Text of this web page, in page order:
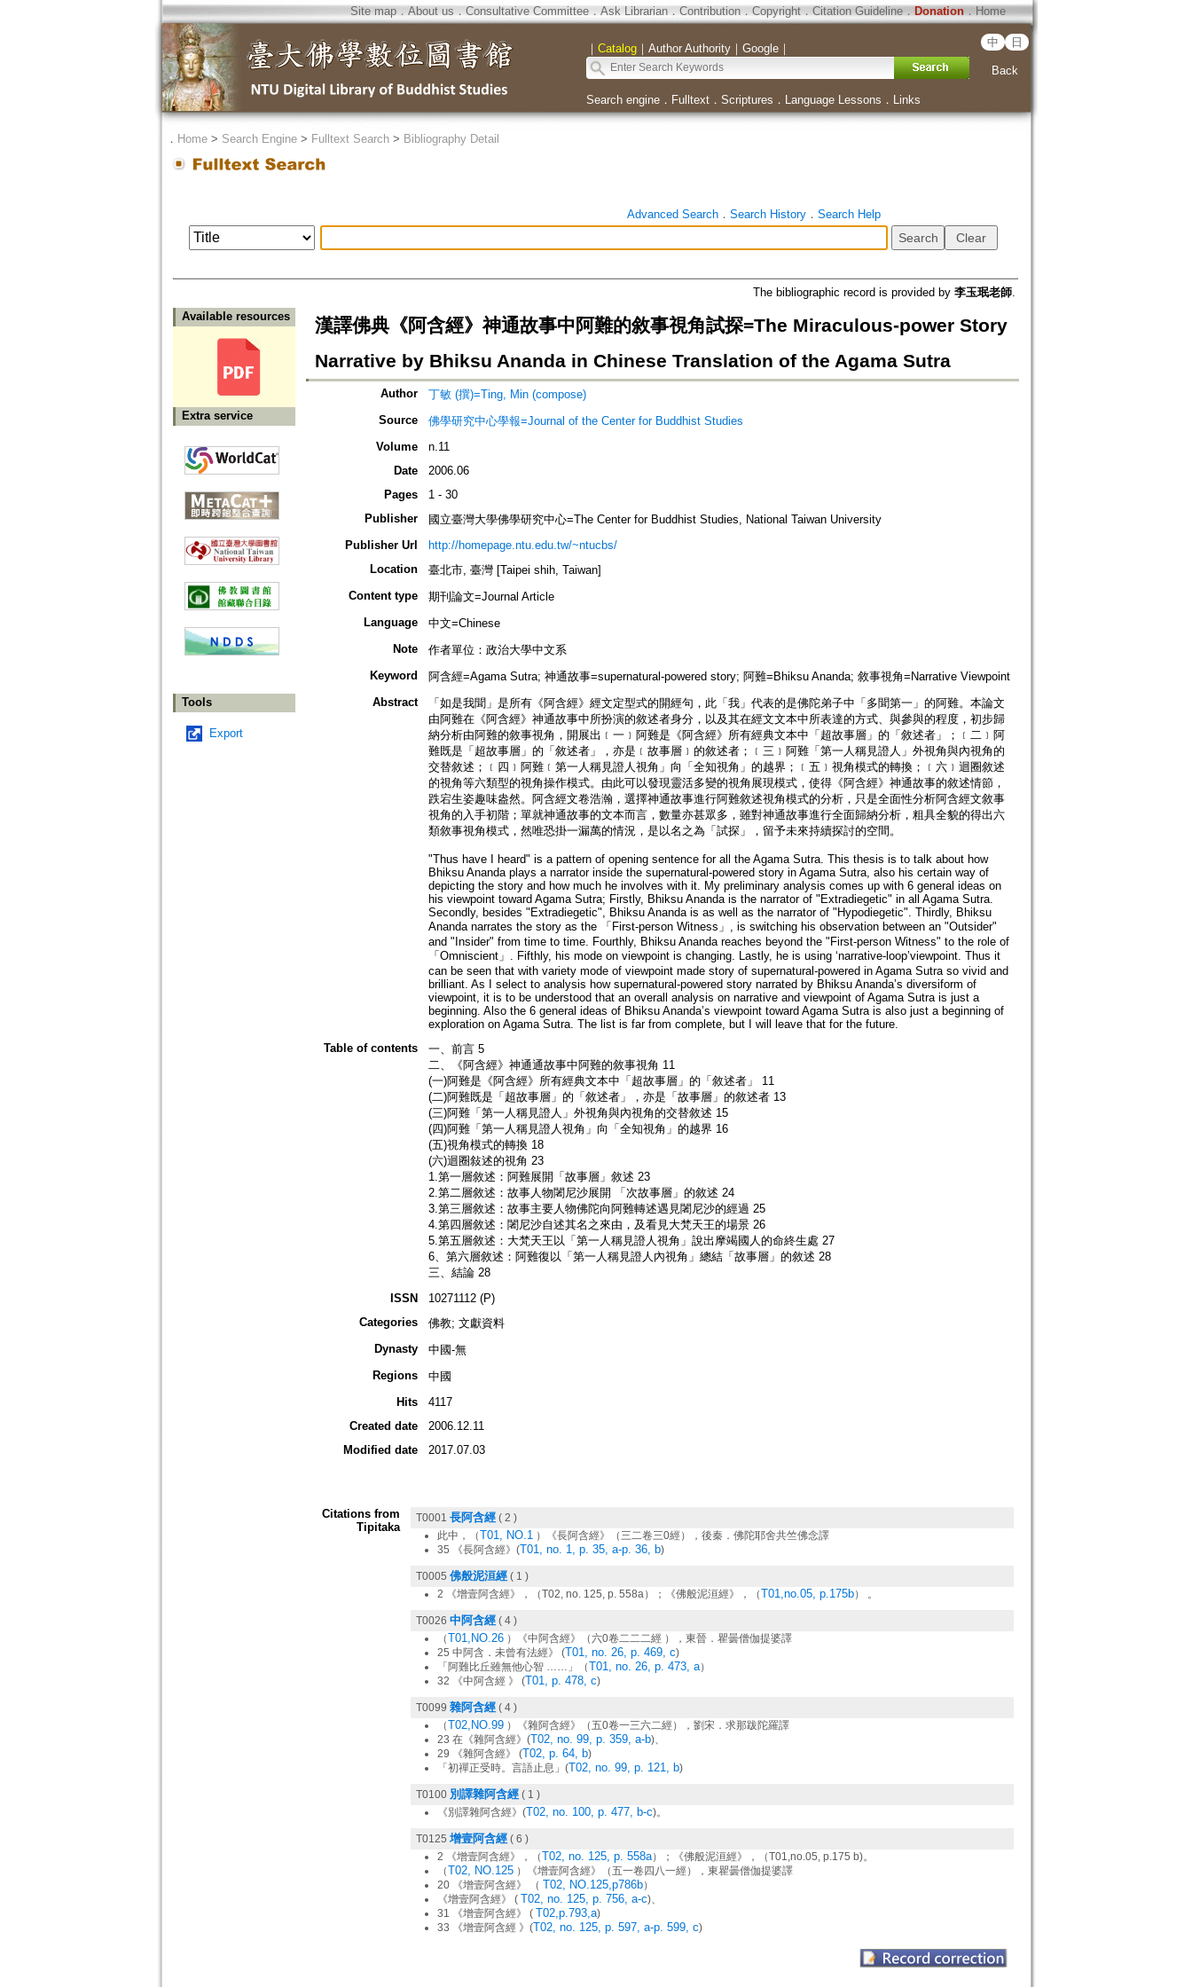
Site map．About us ． Consultative Committee． Ask Librarian． Contribution．Copyright．Citation Guideline． Donation．Home
｜ Catalog｜ Author Authority｜ Google｜ 中 日
Back
Search engine． Fulltext． Scriptures ． Language Lessons ． Links
． Home> Search Engine> Fulltext Search> Bibliography Detail
Advanced Search． Search History． Search Help
The bibliographic record is provided by 李玉珉老師.
Available resources
Extra service
Tools
Export
漢譯佛典《阿含經》神通故事中阿難的敘事視角試探=The Miraculous-power Story
Narrative by Bhiksu Ananda in Chinese Translation of the Agama Sutra
Author
丁敏 (撰)=Ting, Min (compose)
Source
佛學研究中心學報=Journal of the Center for Buddhist Studies
Volume
n.11
Date
2006.06
Pages
1 - 30
Publisher
國立臺灣大學佛學研究中心=The Center for Buddhist Studies, National Taiwan University
Publisher Url
http://homepage.ntu.edu.tw/~ntucbs/
Location
臺北市, 臺灣 [Taipei shih, Taiwan]
Content type
期刊論文=Journal Article
Language
中文=Chinese
Note
作者單位：政治大學中文系
Keyword
阿含經=Agama Sutra; 神通故事=supernatural-powered story; 阿難=Bhiksu Ananda; 敘事視角=Narrative Viewpoint
Abstract
「如是我聞」是所有《阿含經》經文定型式的開經句，此「我」代表的是佛陀弟子中「多聞第一」的阿難。本論文
由阿難在《阿含經》神通故事中所扮演的敘述者身分，以及其在經文文本中所表達的方式、與參與的程度，初步歸
納分析由阿難的敘事視角，開展出﹝一﹞阿難是《阿含經》所有經典文本中「超故事層」的「敘述者」；﹝二﹞阿
難既是「超故事層」的「敘述者」，亦是﹝故事層﹞的敘述者；﹝三﹞阿難「第一人稱見證人」外視角與內視角的
交替敘述；﹝四﹞阿難﹝第一人稱見證人視角」向「全知視角」的越界；﹝五﹞視角模式的轉換；﹝六﹞迴圈敘述
的視角等六類型的視角操作模式。由此可以發現靈活多變的視角展現模式，使得《阿含經》神通故事的敘述情節，
跌宕生姿趣味盎然。阿含經文卷浩瀚，選擇神通故事進行阿難敘述視角模式的分析，只是全面性分析阿含經文敘事
視角的入手初階；單就神通故事的文本而言，數量亦甚眾多，雖對神通故事進行全面歸納分析，粗具全貌的得出六
類敘事視角模式，然唯恐掛一漏萬的情況，是以名之為「試探」，留予未來持續探討的空間。
"Thus have I heard" is a pattern of opening sentence for all the Agama Sutra. This thesis is to talk about how
Bhiksu Ananda plays a narrator inside the supernatural-powered story in Agama Sutra, also his certain way of
depicting the story and how much he involves with it. My preliminary analysis comes up with 6 general ideas on
his viewpoint toward Agama Sutra; Firstly, Bhiksu Ananda is the narrator of "Extradiegetic" in all Agama Sutra.
Secondly, besides "Extradiegetic", Bhiksu Ananda is as well as the narrator of "Hypodiegetic". Thirdly, Bhiksu
Ananda narrates the story as the 「First-person Witness」, is switching his observation between an "Outsider"
and "Insider" from time to time. Fourthly, Bhiksu Ananda reaches beyond the "First-person Witness" to the role of
「Omniscient」. Fifthly, his mode on viewpoint is changing. Lastly, he is using ‘narrative-loop’viewpoint. Thus it
can be seen that with variety mode of viewpoint made story of supernatural-powered in Agama Sutra so vivid and
brilliant. As I select to analysis how supernatural-powered story narrated by Bhiksu Ananda’s diversiform of
viewpoint, it is to be understood that an overall analysis on narrative and viewpoint of Agama Sutra is just a
beginning. Also the 6 general ideas of Bhiksu Ananda’s viewpoint toward Agama Sutra is also just a beginning of
exploration on Agama Sutra. The list is far from complete, but I will leave that for the future.
Table of contents
一、前言 5
二、《阿含經》神通通故事中阿難的敘事視角 11
(一)阿難是《阿含經》所有經典文本中「超故事層」的「敘述者」 11
(二)阿難既是「超故事層」的「敘述者」，亦是「故事層」的敘述者 13
(三)阿難「第一人稱見證人」外視角與內視角的交替敘述 15
(四)阿難「第一人稱見證人視角」向「全知視角」的越界 16
(五)視角模式的轉換 18
(六)迴圈敍述的視角 23
1.第一層敘述：阿難展開「故事層」敘述 23
2.第二層敘述：故事人物闍尼沙展開 「次故事層」的敘述 24
3.第三層敘述：故事主要人物佛陀向阿難轉述遇見闍尼沙的經過 25
4.第四層敘述：闍尼沙自述其名之來由，及看見大梵天王的場景 26
5.第五層敘述：大梵天王以「第一人稱見證人視角」說出摩竭國人的命終生處 27
6、第六層敘述：阿難復以「第一人稱見證人內視角」總結「故事層」的敘述 28
三、結論 28
ISSN
10271112 (P)
Categories
佛教; 文獻資料
Dynasty
中國-無
Regions
中國
Hits
4117
Created date
2006.12.11
Modified date
2017.07.03
Citations from
Tipitaka
T0001 長阿含經( 2 )
此中，（T01, NO.1）《長阿含經》（三二卷三0經），後秦．佛陀耶舍共竺佛念譯
35 《長阿含經》(T01, no. 1, p. 35, a-p. 36, b)
T0005 佛般泥洹經( 1 )
2 《增壹阿含經》，（T02, no. 125, p. 558a）；《佛般泥洹經》，（T01,no.05, p.175b） 。
T0026 中阿含經( 4 )
（T01,NO.26）《中阿含經》（六0卷二二二經 ），東晉．瞿曇僧伽提婆譯
25 中阿含．未曾有法經》 (T01, no. 26, p. 469, c)
「阿難比丘雖無他心智 ……」（T01, no. 26, p. 473, a）
32 《中阿含經 》 (T01, p. 478, c)
T0099 雜阿含經( 4 )
（T02,NO.99）《雜阿含經》（五0卷一三六二經），劉宋．求那跋陀羅譯
23 在《雜阿含經》(T02, no. 99, p. 359, a-b)、
29 《雜阿含經》 (T02, p. 64, b)
「初禪正受時。言語止息」(T02, no. 99, p. 121, b)
T0100 別譯雜阿含經( 1 )
《別譯雜阿含經》(T02, no. 100, p. 477, b-c)。
T0125 增壹阿含經( 6 )
2 《增壹阿含經》，（T02, no. 125, p. 558a）；《佛般泥洹經》，（T01,no.05, p.175 b)。
（T02, NO.125）《增壹阿含經》（五一卷四八一經），東瞿曇僧伽提婆譯
20 《增壹阿含經》 （ T02, NO.125,p786b）
《增壹阿含經》 ( T02, no. 125, p. 756, a-c)、
31 《增壹阿含經》 ( T02,p.793,a)
33 《增壹阿含經 》(T02, no. 125, p. 597, a-p. 599, c)